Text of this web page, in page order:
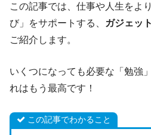
この記事では、仕事や人生をよ
び」をサポートする、
ガジェッ
ご紹介します。
いくつになっても必要な「勉強
れはもう最高です！
この記事でわかること